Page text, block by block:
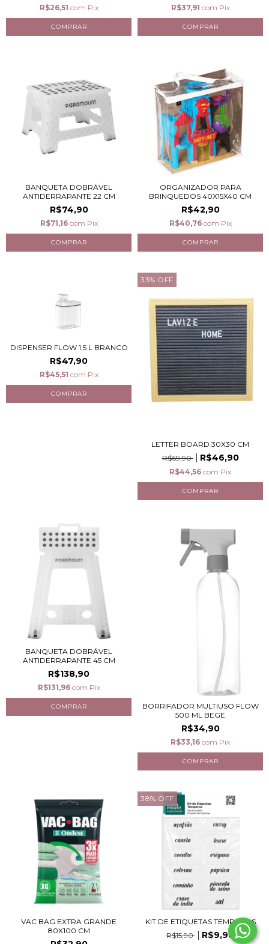
R$26,51 com Pix R$37,91 com Pix
BANQUETA DOBRÁVEL
ANTIDERRAPANTE 22 CM
R$74,90
R$71,16 com Pix
ORGANIZADOR PARA
BRINQUEDOS 40X15X40 CM
R$42,90
R$40,76 com Pix
DISPENSER FLOW 1,5 L BRANCO
R$47,90
R$45,51 com Pix
33% OFF
LETTER BOARD 30X30 CM
R$69,90
R$46,90
R$44,56 com Pix
BANQUETA DOBRÁVEL
ANTIDERRAPANTE 45 CM
R$138,90
R$131,96 com Pix
BORRIFADOR MULTIUSO FLOW
500 ML BEGE
R$34,90
R$33,16 com Pix
VAC BAG EXTRA GRANDE
80X100 CM
38% OFF
KIT DE ETIQUETAS TEMPEROS
R$15,90
R$9,90